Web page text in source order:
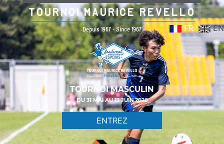
TOURNOI MAURICE REVELLO
Depuis 1967 - Since 1967 FR EN
TOURNOI MASCULIN
DU 31 MAI AU 13 JUIN 2026
ENTREZ